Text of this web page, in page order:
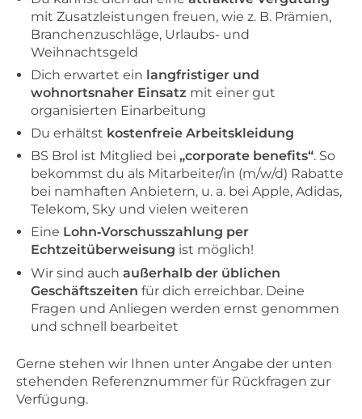
mit Zusatzleistungen freuen, wie z. B. Prämien,
Branchenzuschläge, Urlaubs- und
Weihnachtsgeld
Dich erwartet ein langfristiger und
wohnortsnaher Einsatz mit einer gut
organisierten Einarbeitung
Du erhältst kostenfreie Arbeitskleidung
BS Brol ist Mitglied bei „corporate benefits“. So
bekommst du als Mitarbeiter/in (m/w/d) Rabatte
bei namhaften Anbietern, u. a. bei Apple, Adidas,
Telekom, Sky und vielen weiteren
Eine Lohn‑Vorschusszahlung per
Echtzeitüberweisung ist möglich!
Wir sind auch außerhalb der üblichen
Geschäftszeiten für dich erreichbar. Deine
Fragen und Anliegen werden ernst genommen
und schnell bearbeitet
Gerne stehen wir Ihnen unter Angabe der unten
stehenden Referenznummer für Rückfragen zur
Verfügung.